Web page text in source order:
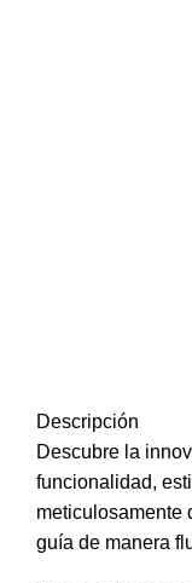
Descripción
Descubre la
funcionalidad,
meticulosamente
guía de manera